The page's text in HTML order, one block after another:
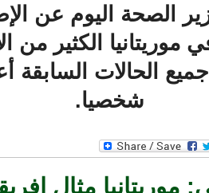
الصحة اليوم عن
الكثير من
الحالات السابقة
شخصيا.
مثال